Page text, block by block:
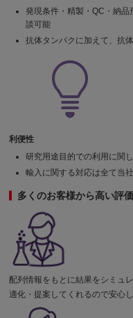
発現条件・精製・QC・納
談可能
抗体タンパクに加えて、抗
利便性
研究用途目的での利用に関
輸入に関する対応は全て当
多くのお客様から高い評
配列情報をもとに結果をシミュ
適化・提案してくれるので安心